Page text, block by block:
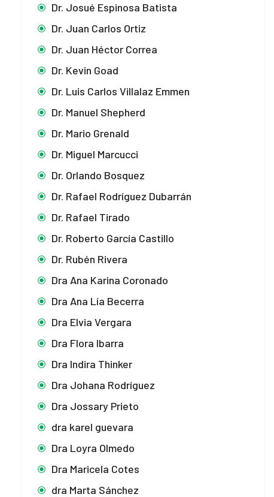
Dr. Josué Espinosa Batista
Dr. Juan Carlos Ortiz
Dr. Juan Héctor Correa
Dr. Kevin Goad
Dr. Luis Carlos Villalaz Emmen
Dr. Manuel Shepherd
Dr. Mario Grenald
Dr. Miguel Marcucci
Dr. Orlando Bosquez
Dr. Rafael Rodríguez Dubarrán
Dr. Rafael Tirado
Dr. Roberto García Castillo
Dr. Rubén Rivera
Dra Ana Karina Coronado
Dra Ana Lía Becerra
Dra Elvia Vergara
Dra Flora Ibarra
Dra Indira Thinker
Dra Johana Rodríguez
Dra Jossary Prieto
dra karel guevara
Dra Loyra Olmedo
Dra Maricela Cotes
dra Marta Sánchez